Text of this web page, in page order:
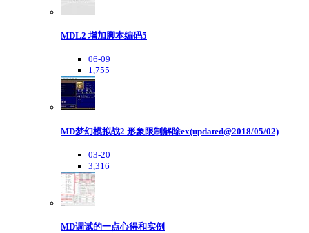
MDL2 增加脚本编码5
06-09
1,755
MD梦幻模拟战2 形象限制解除ex(updated@2018/05/02)
03-20
3,316
MD调试的一点心得和实例